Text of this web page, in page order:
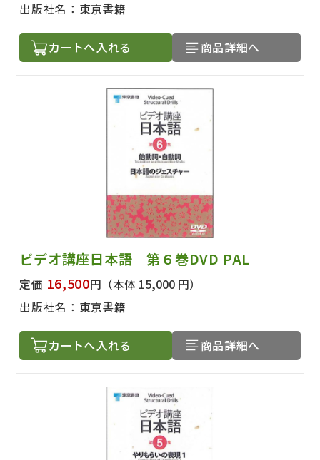
出版社名： 東京書籍
カートへ入れる 商品詳細へ
ビデオ講座日本語 第６巻DVD PAL
定価 16,500円 （本体 15,000 円）
出版社名： 東京書籍
カートへ入れる 商品詳細へ